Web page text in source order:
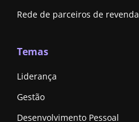
Rede de parceiros de revenda
Temas
Liderança
Gestão
Desenvolvimento Pessoal